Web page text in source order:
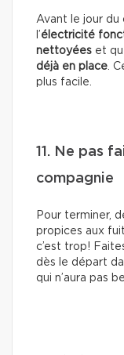
Avant le jour du
l’électricité
nettoyées et
déjà en place.
plus facile.
11. Ne pas
compagnie
Pour terminer,
propices aux
c’est trop!
dès le départ
qui n’aura pas